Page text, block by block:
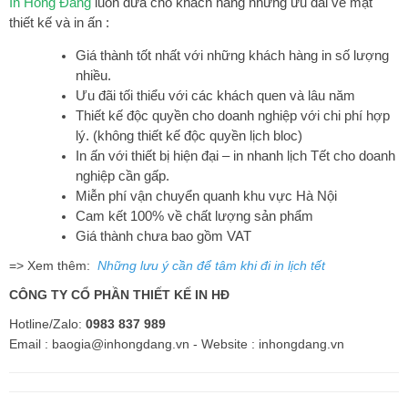
In Hồng Đăng
luôn đưa cho khách hàng những ưu đãi về mặt
thiết kế và in ấn :
Giá thành tốt nhất với những khách hàng in số lượng
nhiều.
Ưu đãi tối thiểu với các khách quen và lâu năm
Thiết kế độc quyền cho doanh nghiệp với chi phí hợp
lý. (không thiết kế độc quyền lịch bloc)
In ấn với thiết bị hiện đại – in nhanh lịch Tết cho doanh
nghiệp cần gấp.
Miễn phí vận chuyển quanh khu vực Hà Nội
Cam kết 100% về chất lượng sản phẩm
Giá thành chưa bao gồm VAT
=> Xem thêm: Những lưu ý cần để tâm khi đi in lịch tết
CÔNG TY CỔ PHẦN THIẾT KẾ IN HĐ
Hotline/Zalo: 0983 837 989
Email : baogia@inhongdang.vn - Website : inhongdang.vn